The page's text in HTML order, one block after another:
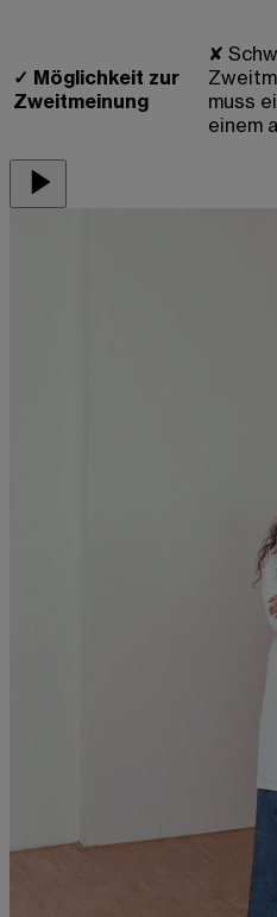
✓ Möglichkeit zur
Zweitmeinung
✘
muss
einem